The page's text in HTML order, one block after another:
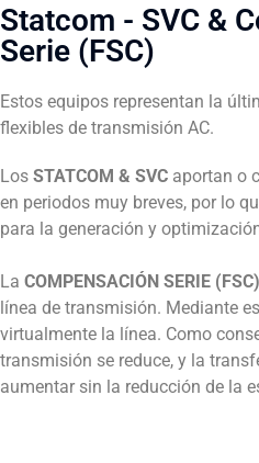
Statcom - SVC &
Serie (FSC)
Estos equipos representan la
flexibles de transmisión AC.
Los STATCOM & SVC aportan o
en periodos muy breves, por lo
para la generación y
La COMPENSACIÓN SERIE (FSC)
línea de transmisión. Mediante
virtualmente la línea. Como
transmisión se reduce, y la
aumentar sin la reducción de la